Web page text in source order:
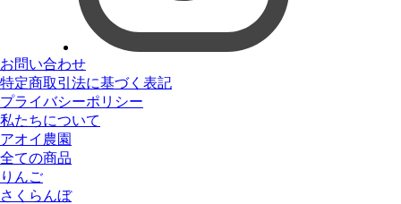
お問い合わせ
特定商取引法に基づく表記
プライバシーポリシー
私たちについて
アオイ農園
全ての商品
りんご
さくらんぼ